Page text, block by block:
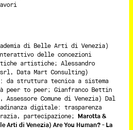
di Belle Arti di Venezia)
delle concezioni
artistiche; Alessandro
Data Mart Consulting)
da struttura tecnica a sistema
peer to peer; Gianfranco Bettin
Comune di Venezia) Dal
digitale: trasparenza
partecipazione;
Marotta &
Arti di Venezia) Are You Human? - La